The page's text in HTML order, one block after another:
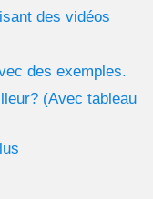
des vidéos
des exemples.
(Avec tableau